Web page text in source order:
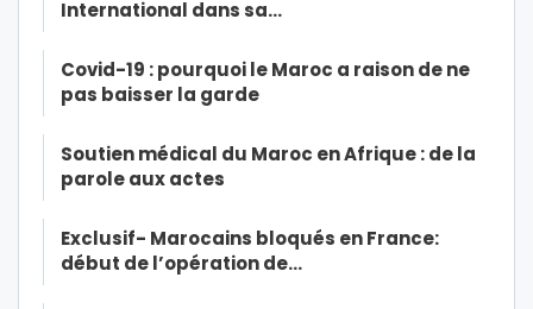
International dans sa…
Covid-19 : pourquoi le Maroc a raison de ne
pas baisser la garde
Soutien médical du Maroc en Afrique : de la
parole aux actes
Exclusif- Marocains bloqués en France:
début de l’opération de…